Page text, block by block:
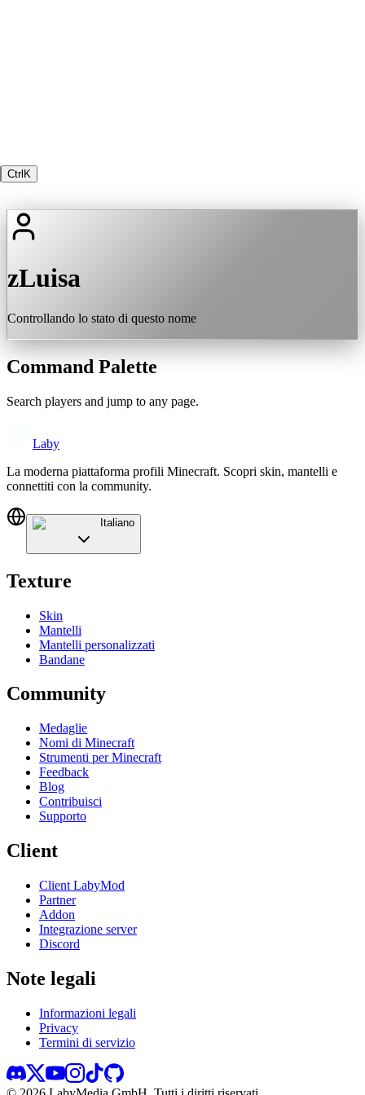
Ctrl K
zLuisa
Controllando lo stato di questo nome
Command Palette
Search players and jump to any page.
Laby
La moderna piattaforma profili Minecraft. Scopri skin, mantelli e
connettiti con la community.
Italiano
Texture
Skin
Mantelli
Mantelli personalizzati
Bandane
Community
Medaglie
Nomi di Minecraft
Strumenti per Minecraft
Feedback
Blog
Contribuisci
Supporto
Client
Client LabyMod
Partner
Addon
Integrazione server
Discord
Note legali
Informazioni legali
Privacy
Termini di servizio